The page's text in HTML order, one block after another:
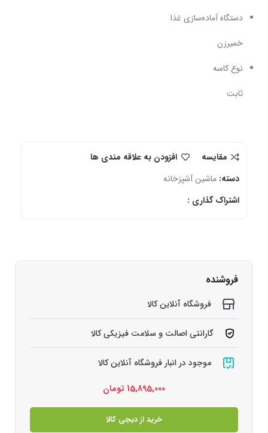
دستگاه آماده‌سازی غذا
خمیرزن
نوع کاسه
ثابت
مقایسه
افزودن به علاقه مندی ها
دسته: ماشین آشپزخانه
اشتراک گذاری :
فروشنده
فروشگاه آنلاین کالا
گارانتی اصالت و سلامت فیزیکی کالا
موجود در انبار فروشگاه آنلاین کالا
15,895,000 تومان
خرید از دیجی کالا